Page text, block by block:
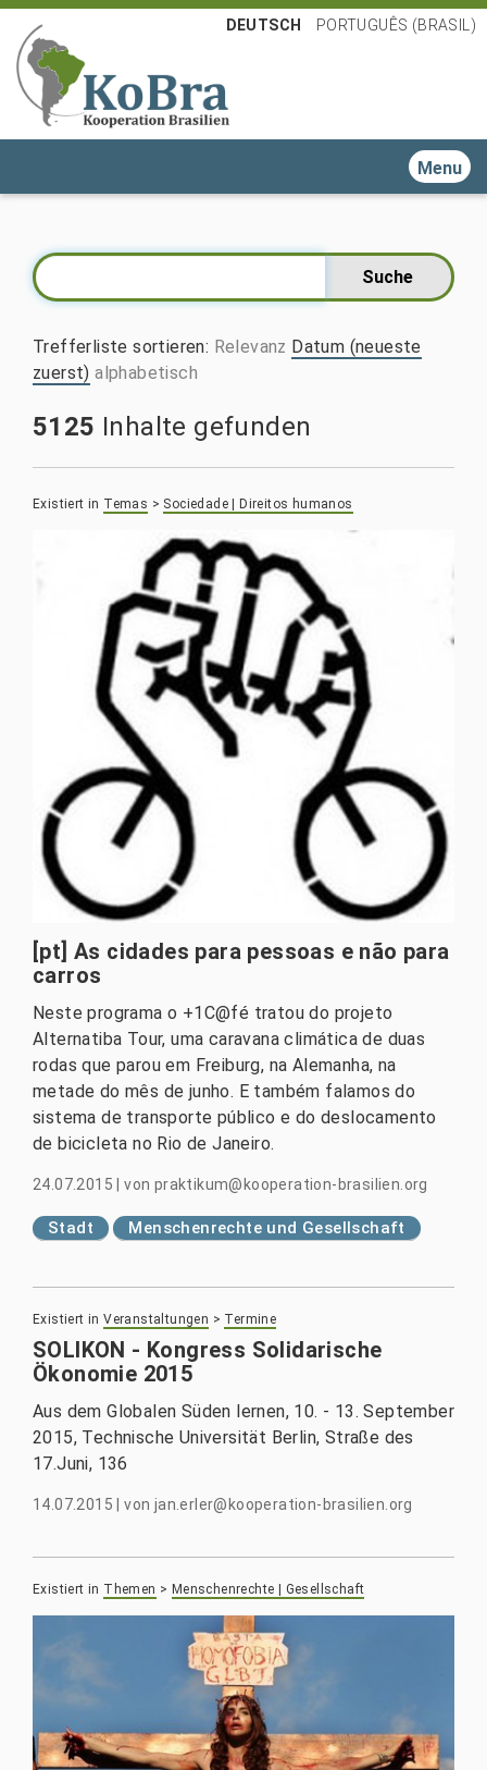
DEUTSCH PORTUGUÊS (BRASIL)
Toggle
Trefferliste sortieren: Relevanz Datum (neueste
zuerst) alphabetisch
5125 Inhalte gefunden
Existiert in Temas > Sociedade | Direitos humanos
[pt] As cidades para pessoas e não para
carros
Neste programa o +1C@fé tratou do projeto
Alternatiba Tour, uma caravana climática de duas
rodas que parou em Freiburg, na Alemanha, na
metade do mês de junho. E também falamos do
sistema de transporte público e do deslocamento
de bicicleta no Rio de Janeiro.
24.07.2015 |von praktikum@kooperation-brasilien.org
Stadt Menschenrechte und Gesellschaft
Existiert in Veranstaltungen > Termine
SOLIKON - Kongress Solidarische
Ökonomie 2015
Aus dem Globalen Süden lernen, 10. - 13. September
2015, Technische Universität Berlin, Straße des
17.Juni, 136
14.07.2015 |von jan.erler@kooperation-brasilien.org
Existiert in Themen > Menschenrechte | Gesellschaft